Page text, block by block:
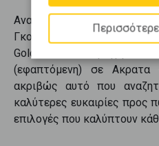
Ανακαλύψτε μεζονέτες
Γκουμαίικα
μέσα από το
Golden Home. Περιηγηθείτε
(εφαπτόμενη) σε Ακρατα
ακριβώς αυτό που
καλύτερες ευκαιρίες προς
επιλογές που καλύπτουν